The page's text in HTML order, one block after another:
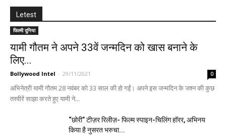
Letest
फिल्मी दुनिया
यामी गौतम ने अपने 33वें जन्मदिन को खास बनाने के
लिए...
Bollywood Intel - 29/11/2021 0
अभिनेत्री यामी गौतम 28 नवंबर को 33 साल की हो गईं। अपने इस जन्मदिन के जश्न की कुछ
तस्वीरें साझा करते हुए यामी ने...
“छोरी” टीज़र रिलीज़- फिल्म स्पाइन-चिलिंग हॉरर, अभिनय
किया है नुसरत भरुचा...